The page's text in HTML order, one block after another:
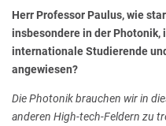
Herr Professor Paulus, wie
insbesondere in der Photonik,
internationale Studierende
angewiesen?
Die Photonik brauchen wir in
anderen High-tech-Feldern zu